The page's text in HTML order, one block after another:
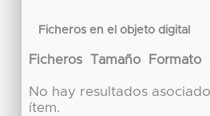
Ficheros en el objeto digital
Ficheros Tamaño Formato
No hay resultados
ítem.